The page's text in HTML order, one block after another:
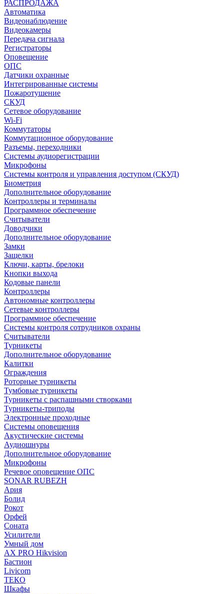
РАСПРОДАЖА
Автоматика
Видеонаблюдение
Видеокамеры
Передача сигнала
Регистраторы
Оповещение
ОПС
Датчики охранные
Интегрированные системы
Пожаротушение
СКУД
Сетевое оборудование
Wi-Fi
Коммутаторы
Коммутационное оборудование
Разъемы, переходники
Системы аудиорегистрации
Микрофоны
Системы контроля и управления доступом (СКУД)
Биометрия
Дополнительное оборудование
Контроллеры и терминалы
Программное обеспечение
Считыватели
Доводчики
Дополнительное оборудование
Замки
Защелки
Ключи, карты, брелоки
Кнопки выхода
Кодовые панели
Контроллеры
Автономные контроллеры
Сетевые контроллеры
Программное обеспечение
Системы контроля сотрудников охраны
Считыватели
Турникеты
Дополнительное оборудование
Калитки
Ограждения
Роторные турникеты
Тумбовые турникеты
Турникеты с распашными створками
Турникеты-триподы
Электронные проходные
Системы оповещения
Акустические системы
Аудиошнуры
Дополнительное оборудование
Микрофоны
Речевое оповещение ОПС
SONAR RUBEZH
Ария
Болид
Рокот
Орфей
Соната
Усилители
Умный дом
AX PRO Hikvision
Бастион
Livicom
ТЕКО
Шкафы